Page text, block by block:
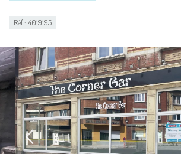
Réf.: 4019195